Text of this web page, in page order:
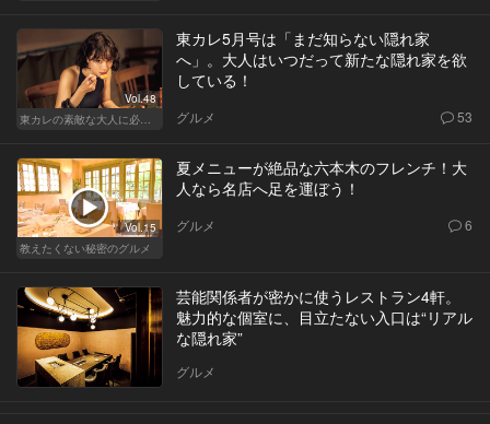
Vol.48
東カレの素敵な大人に必要なこと
東カレ5月号は「まだ知らない隠れ家
へ」。大人はいつだって新たな隠れ家を欲
している！
グルメ 53
Vol.15
教えたくない秘密のグルメ
夏メニューが絶品な六本木のフレンチ！大
人なら名店へ足を運ぼう！
グルメ 6
芸能関係者が密かに使うレストラン4軒。
魅力的な個室に、目立たない入口は“リアル
な隠れ家”
グルメ